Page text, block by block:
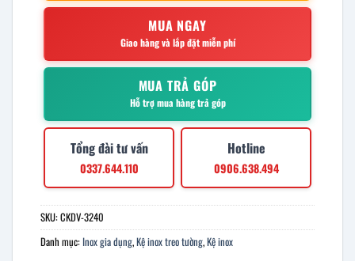
MUA NGAY
Giao hàng và lắp đặt miễn phí
MUA TRẢ GÓP
Hỗ trợ mua hàng trả góp
Tổng đài tư vấn
0337.644.110
Hotline
0906.638.494
SKU:CKDV-3240
Danh mục: Inox gia dụng,Kệ inox treo tường,Kệ inox